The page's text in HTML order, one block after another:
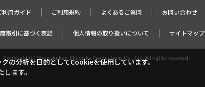
利用ガイド ご利用規約 よくあるご質問 お問い合わせ
取引に基づく表記 個人情報の取り扱いについて サイトマップ
Copyright (c) Shogakukan-Shueisha Productions Co., Ltd. All rights reserved.
の分析を目的としてCookieを使用しています。
ます。